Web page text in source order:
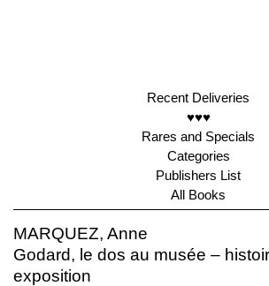
Recent Deliveries
♥♥♥
Rares and Specials
Categories
Publishers List
All Books
MARQUEZ, Anne
Godard, le dos au musée –
exposition